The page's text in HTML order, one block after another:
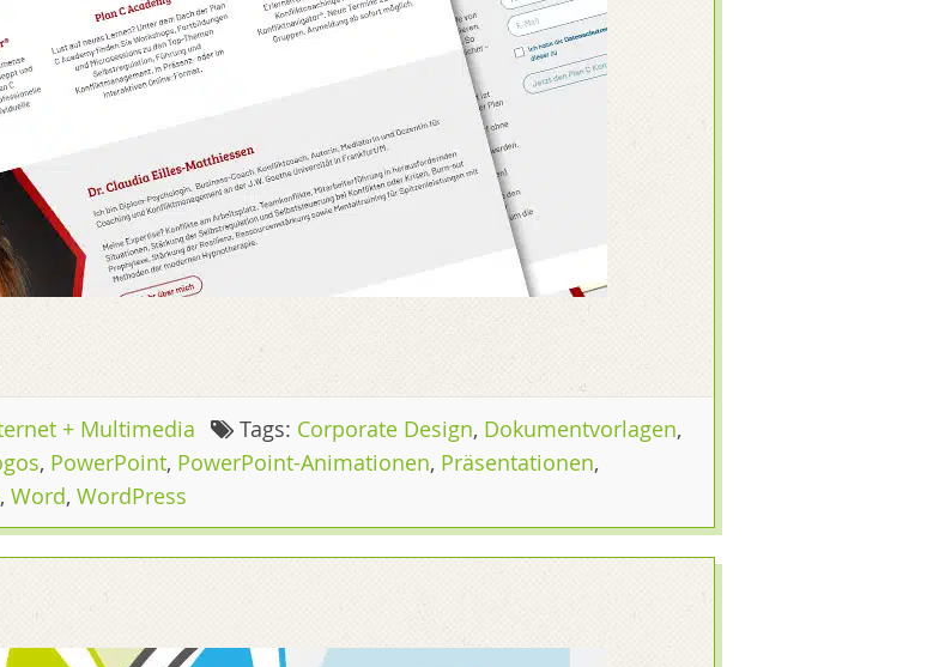
+ Multimedia Tags: Corporate Design, Dokumentvorlagen,
, PowerPoint, PowerPoint-Animationen, Präsentationen,
, Word, WordPress